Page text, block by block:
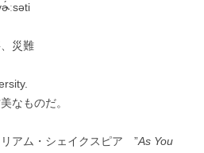
災難
なものだ。
アム・シェイクスピア ”As You